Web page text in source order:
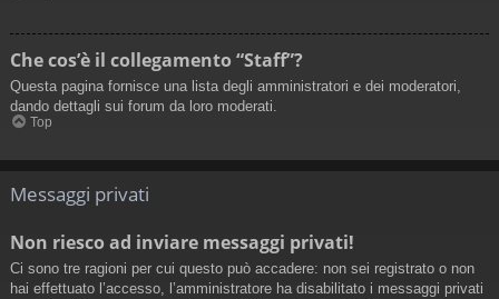
Che cos’è il collegamento “Staff”?
Questa pagina fornisce una lista degli amministratori e dei moderatori,
dando dettagli sui forum da loro moderati.
Top
Messaggi privati
Non riesco ad inviare messaggi privati!
Ci sono tre ragioni per cui questo può accadere: non sei registrato o non
hai effettuato l’accesso, l’amministratore ha disabilitato i messaggi privati